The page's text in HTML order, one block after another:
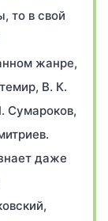
то в свой
жанре,
В. К.
Сумароков,
даже